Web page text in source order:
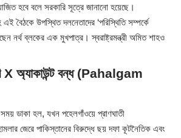
হবে বলে সরকারি সূত্রে জানানো হয়েছে।
এই বৈঠকে উপস্থিত দলনেতাদের ‘পরিস্থিতি সম্পর্কে
নর্থ ব্লকের এক মুখপাত্র। স্বরাষ্ট্রমন্ত্রী অমিত শাহও
X অ্যাকাউন্ট বন্ধ (Pahalgam
ডাকা হল, যখন পহেলগাঁওয়ে প্রাণঘাতী
জেরে পাকিস্তানের বিরুদ্ধে ছয় দফা কূটনৈতিক এবং